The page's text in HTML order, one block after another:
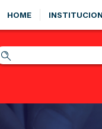
HOME